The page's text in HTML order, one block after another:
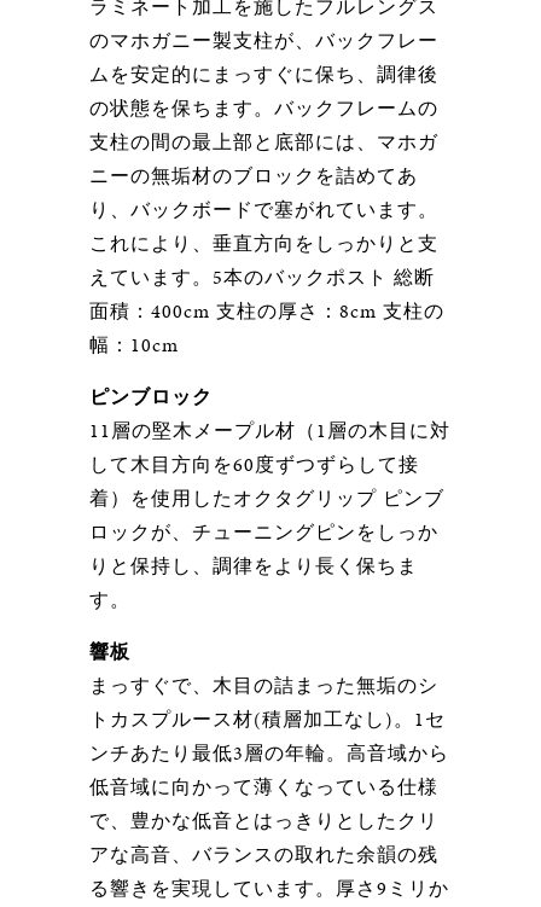
ラミネート加工を施したフルレングス
のマホガニー製支柱が、バックフレー
ムを安定的にまっすぐに保ち、調律後
の状態を保ちます。バックフレームの
支柱の間の最上部と底部には、マホガ
ニーの無垢材のブロックを詰めてあ
り、バックボードで塞がれています。
これにより、垂直方向をしっかりと支
えています。5本のバックポスト 総断
面積：400cm 支柱の厚さ：8cm 支柱の
幅：10cm
ピンブロック
11層の堅木メープル材（1層の木目に対
して木目方向を60度ずつずらして接
着）を使用したオクタグリップ ピンブ
ロックが、チューニングピンをしっか
りと保持し、調律をより長く保ちま
す。
響板
まっすぐで、木目の詰まった無垢のシ
トカスプルース材(積層加工なし)。1セ
ンチあたり最低3層の年輪。高音域から
低音域に向かって薄くなっている仕様
で、豊かな低音とはっきりとしたクリ
アな高音、バランスの取れた余韻の残
る響きを実現しています。厚さ9ミリか